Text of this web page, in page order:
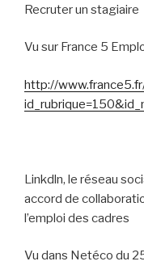
Recruter un stagiaire
Vu sur France 5
http://
Linkdln, le réseau
accord de
l’emploi des cadres
Vu dans Netéco du